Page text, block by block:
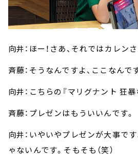
向井：ほー！さあ、それではカレンさ
斉藤：そうなんですよ、ここなんで
向井：こちらの『マリグナント 狂暴
斉藤：プレゼンはもういいんです。
向井：いやいやプレゼンが大事で
ゃないんです。そもそも（笑）